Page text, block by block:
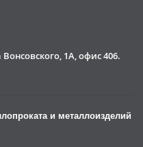
1А, офис 406.
и металлоизделий